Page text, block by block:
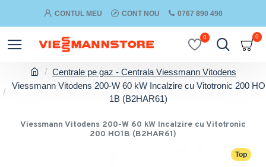
CONTUL MEU CONT NOU 0767 890 490
0 0
Centrale pe gaz - Centrala Viessmann Vitodens
Viessmann Vitodens 200-W 60 kW Incalzire cu Vitotronic 200 HO
1B (B2HAR61)
Viessmann Vitodens 200-W 60 kW Incalzire cu Vitotronic
200 HO1B (B2HAR61)
Top